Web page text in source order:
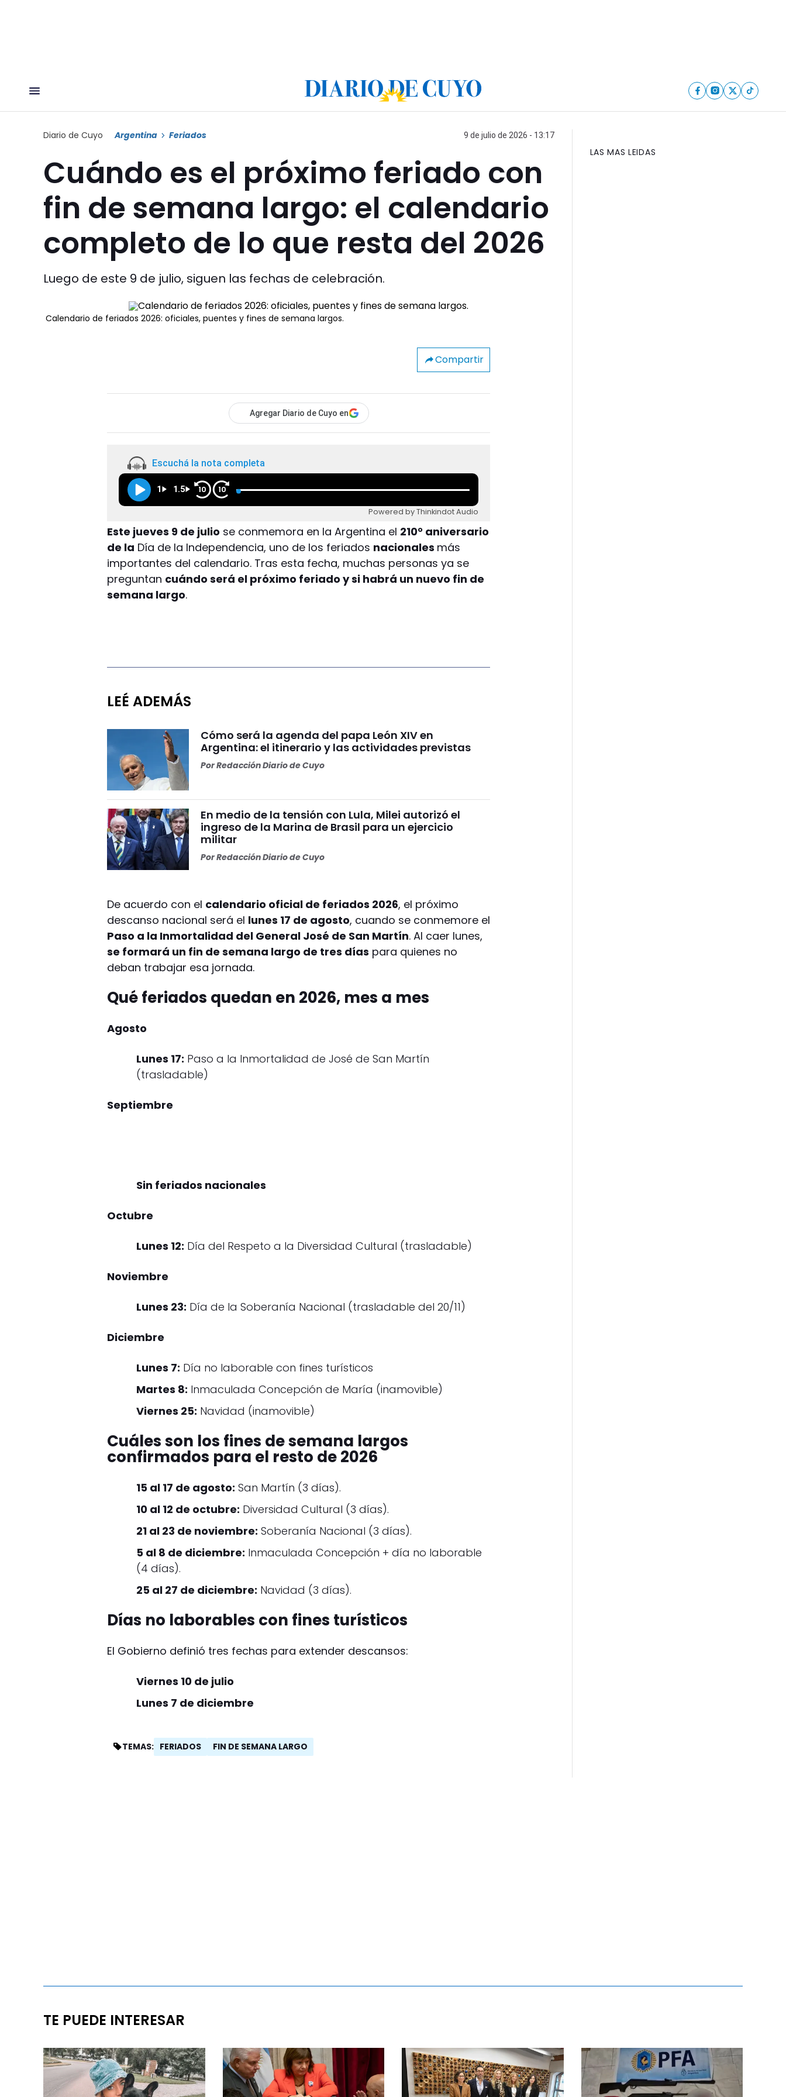
Diario de Cuyo Argentina Feriados 9 de julio de 2026 - 13:17
Cuándo es el próximo feriado con
fin de semana largo: el calendario
completo de lo que resta del 2026
Luego de este 9 de julio, siguen las fechas de celebración.
Calendario de feriados 2026: oficiales, puentes y fines de semana largos.
Compartir
Agregar Diario de Cuyo en
Escuchá la nota completa
1 1.5 10 10
Powered by Thinkindot Audio
Este jueves 9 de julio se conmemora en la Argentina el 210° aniversario
de la Día de la Independencia, uno de los feriados nacionales más
importantes del calendario. Tras esta fecha, muchas personas ya se
preguntan cuándo será el próximo feriado y si habrá un nuevo fin de
semana largo.
LEÉ ADEMÁS
Cómo será la agenda del papa León XIV en
Argentina: el itinerario y las actividades previstas
PorRedacción Diario de Cuyo
En medio de la tensión con Lula, Milei autorizó el
ingreso de la Marina de Brasil para un ejercicio
militar
PorRedacción Diario de Cuyo
De acuerdo con el calendario oficial de feriados 2026, el próximo
descanso nacional será el lunes 17 de agosto, cuando se conmemore el
Paso a la Inmortalidad del General José de San Martín. Al caer lunes,
se formará un fin de semana largo de tres días para quienes no
deban trabajar esa jornada.
Qué feriados quedan en 2026, mes a mes
Agosto
Lunes 17: Paso a la Inmortalidad de José de San Martín
(trasladable)
Septiembre
Sin feriados nacionales
Octubre
Lunes 12: Día del Respeto a la Diversidad Cultural (trasladable)
Noviembre
Lunes 23: Día de la Soberanía Nacional (trasladable del 20/11)
Diciembre
Lunes 7: Día no laborable con fines turísticos
Martes 8: Inmaculada Concepción de María (inamovible)
Viernes 25: Navidad (inamovible)
Cuáles son los fines de semana largos
confirmados para el resto de 2026
15 al 17 de agosto: San Martín (3 días).
10 al 12 de octubre: Diversidad Cultural (3 días).
21 al 23 de noviembre: Soberanía Nacional (3 días).
5 al 8 de diciembre: Inmaculada Concepción + día no laborable
(4 días).
25 al 27 de diciembre: Navidad (3 días).
Días no laborables con fines turísticos
El Gobierno definió tres fechas para extender descansos:
Viernes 10 de julio
Lunes 7 de diciembre
TEMAS: FERIADOS FIN DE SEMANA LARGO
LAS MAS LEIDAS
TE PUEDE INTERESAR